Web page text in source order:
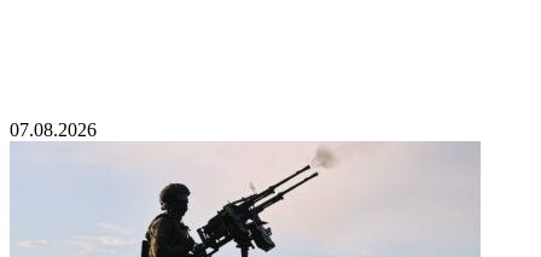
07.08.2026